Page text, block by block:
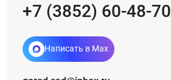
+7 (3852) 60-48-70
Написать в Max